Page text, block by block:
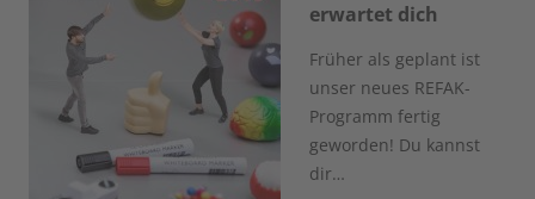
erwartet dich
Früher als geplant ist
unser neues REFAK-
Programm fertig
geworden! Du kannst
dir…